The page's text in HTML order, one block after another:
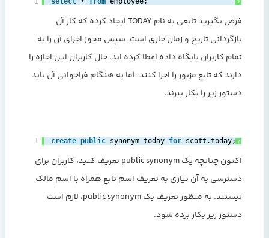
?
فرض بگیرید تابعی به نام TODAY ایجاد کرده که کار آن
بازگردانی تاریخ و زمان جاری است، سپس مجوز اجرای آن را به
تمام کاربران پایگاه داده اعطا کرده اید. حال کاربران این اجازه را
دارند که تابع مزبور را اجرا کنند، اما به هنگام فراخوانی آن باید
دستور زیر را بکار ببرند.
?
1 create public synonym today for scott.today;‎
اکنون چنانچه یک public synonym تعریف کنید، کاربران برای
دسترسی به آن نیازی به تعریف اسم تابع همراه با اسم مالک
نیستند. به منظور تعریف یک public synonym، لازم است
دستور زیر بکار برده شود.